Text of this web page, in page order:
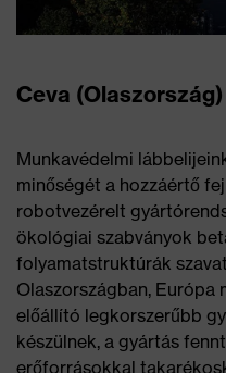
Ceva (Olaszország)
Munkavédelmi
minőségét a hozzáértő
robotvezérelt
ökológiai szabványok
folyamatstruktúrák
Olaszországban, Európa
előállító legkorszerűbb
készülnek, a gyártás
erőforrásokkal